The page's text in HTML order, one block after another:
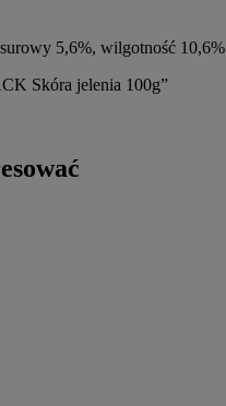
5,6%, wilgotność 10,6%
Skóra jelenia 100g”